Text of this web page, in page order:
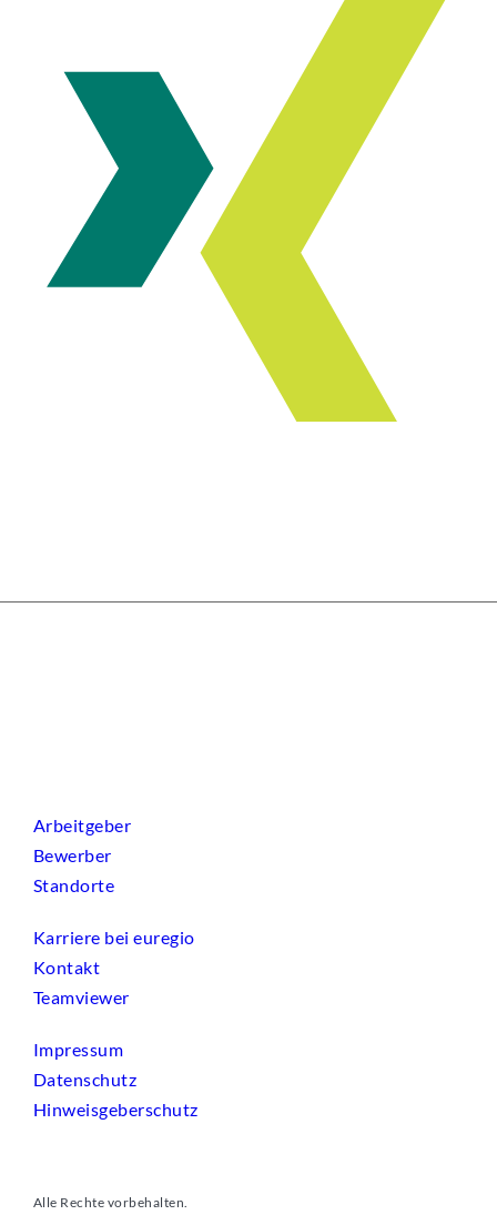
Arbeitgeber
Bewerber
Standorte
Karriere bei euregio
Kontakt
Teamviewer
Impressum
Datenschutz
Hinweisgeberschutz
Alle Rechte vorbehalten.